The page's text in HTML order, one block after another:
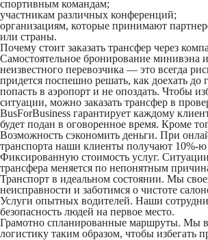
спортивным командам;
участникам различных конференций;
организациям, которые принимают
или страны.
Почему стоит заказать трансфер через
Самостоятельное бронирование минивэна
неизвестного перевозчика — это всегда
придется поспешно решать, как доехать до
попасть в аэропорт и не опоздать. Чтобы
ситуации, можно заказать трансфер в
BusForBusiness гарантирует каждому
будет подан в оговоренное время. Кроме
Возможность сэкономить деньги. При
транспорта наши клиенты получают 10%-ю
Фиксированную стоимость услуг.
трансфера меняется по непонятным
Транспорт в идеальном состоянии. Мы
неисправности и заботимся о чистоте
Услуги опытных водителей. Наши
безопасность людей на первое место.
Грамотно спланированные маршруты. Мы
логистику таким образом, чтобы избегать